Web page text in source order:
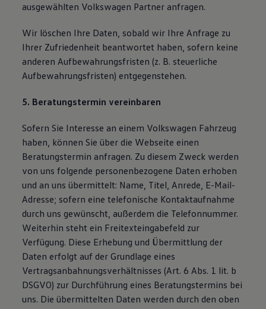
ausgewählten Volkswagen Partner anfragen.
Wir löschen Ihre Daten, sobald wir Ihre Anfrage zu
Ihrer Zufriedenheit beantwortet haben, sofern keine
anderen Aufbewahrungsfristen (z. B. steuerliche
Aufbewahrungsfristen) entgegenstehen.
5. Beratungstermin vereinbaren
Sofern Sie Interesse an einem Volkswagen Fahrzeug
haben, können Sie über die Webseite einen
Beratungstermin anfragen. Zu diesem Zweck werden
von uns folgende personenbezogene Daten erhoben
und an uns übermittelt: Name, Titel, Anrede, E-Mail-
Adresse; sofern eine telefonische Kontaktaufnahme
durch uns gewünscht, außerdem die Telefonnummer.
Weiterhin steht ein Freitexteingabefeld zur
Verfügung. Diese Erhebung und Übermittlung der
Daten erfolgt auf der Grundlage eines
Vertragsanbahnungsverhältnisses (Art. 6 Abs. 1 lit. b
DSGVO) zur Durchführung eines Beratungstermins bei
uns. Die übermittelten Daten werden durch den oben